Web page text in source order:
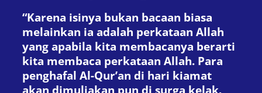
“Karena isinya bukan bacaan biasa
melainkan ia adalah perkataan Allah
yang apabila kita membacanya berarti
kita membaca perkataan Allah. Para
penghafal Al-Qur’an di hari kiamat
akan dimuliakan pun di surga kelak.